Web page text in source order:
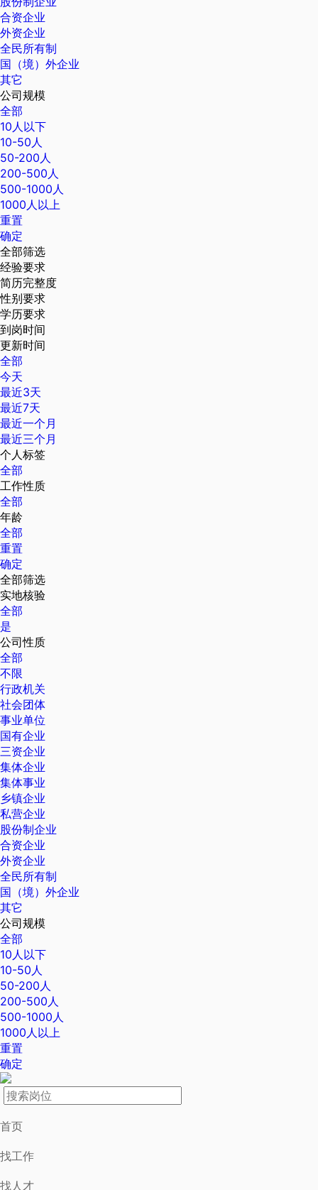
合资企业
外资企业
全民所有制
国（境）外企业
其它
公司规模
全部
10人以下
10-50人
50-200人
200-500人
500-1000人
1000人以上
重置
确定
全部筛选
经验要求
简历完整度
性别要求
学历要求
到岗时间
更新时间
全部
今天
最近3天
最近7天
最近一个月
最近三个月
个人标签
全部
工作性质
全部
年龄
全部
重置
确定
全部筛选
实地核验
全部
是
公司性质
全部
不限
行政机关
社会团体
事业单位
国有企业
三资企业
集体企业
集体事业
乡镇企业
私营企业
股份制企业
合资企业
外资企业
全民所有制
国（境）外企业
其它
公司规模
全部
10人以下
10-50人
50-200人
200-500人
500-1000人
1000人以上
重置
确定
首页
找工作
找人才